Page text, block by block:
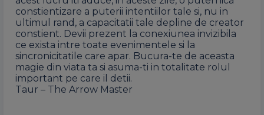
constientizare a puterii intentiilor tale si, nu in
ultimul rand, a capacitatii tale depline de creator
constient. Devii prezent la conexiunea invizibila
ce exista intre toate evenimentele si la
sincronicitatile care apar. Bucura-te de aceasta
magie din viata ta si asuma-ti in totalitate rolul
important pe care il detii.
Taur – The Arrow Master